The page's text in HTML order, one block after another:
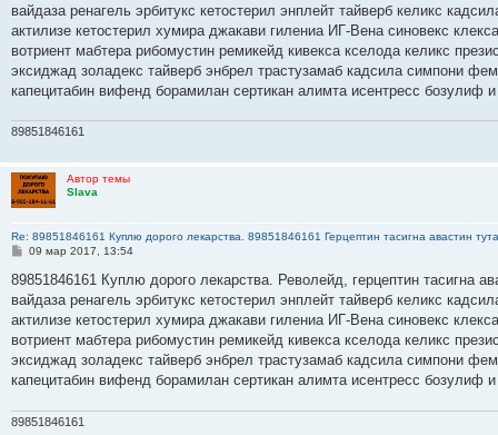
щ
е
и
е
вайдаза ренагель эрбитукс кетостерил энплейт тайверб келикс
актилизе кетостерил хумира джакави гилениа ИГ-Вена синовекс
вотриент мабтера рибомустин ремикейд кивекса кселода келикс
эксиджад золадекс тайверб энбрел трастузамаб кадсила симпони
капецитабин вифенд борамилан сертикан алимта исентресс бозулиф
89851846161
Автор темы
Slava
Re: 89851846161 Куплю дорого лекарства. 89851846161 Герцептин тасигна авастин
С
о
щ
е
и
е
09 мар 2017, 13:54
89851846161 Куплю дорого лекарства. Револейд, герцептин тасигна
вайдаза ренагель эрбитукс кетостерил энплейт тайверб келикс
актилизе кетостерил хумира джакави гилениа ИГ-Вена синовекс
вотриент мабтера рибомустин ремикейд кивекса кселода келикс
эксиджад золадекс тайверб энбрел трастузамаб кадсила симпони
капецитабин вифенд борамилан сертикан алимта исентресс бозулиф
89851846161